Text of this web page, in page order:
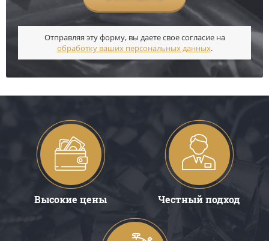
Отправляя эту форму, вы даете свое согласие на
обработку ваших персональных данных.
Высокие цены Честный подход